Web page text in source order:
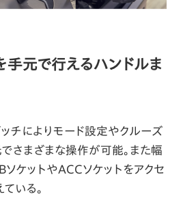
手元で行えるハンドルま
チによりモード設定やクルーズ
さまざまな操作が可能。また幅
ケットやACCソケットをアクセ
いる。